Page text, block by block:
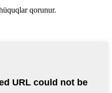
qorunur.